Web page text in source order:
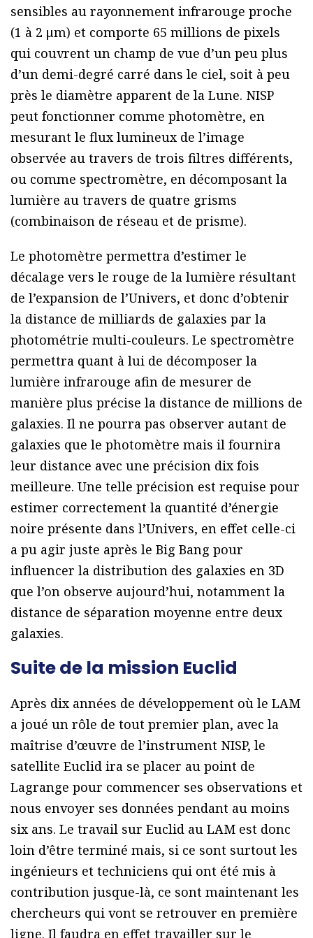
sensibles au rayonnement infrarouge proche
(1 à 2 μm) et comporte 65 millions de pixels
qui couvrent un champ de vue d’un peu plus
d’un demi-degré carré dans le ciel, soit à peu
près le diamètre apparent de la Lune. NISP
peut fonctionner comme photomètre, en
mesurant le flux lumineux de l’image
observée au travers de trois filtres différents,
ou comme spectromètre, en décomposant la
lumière au travers de quatre grisms
(combinaison de réseau et de prisme).
Le photomètre permettra d’estimer le
décalage vers le rouge de la lumière résultant
de l’expansion de l’Univers, et donc d’obtenir
la distance de milliards de galaxies par la
photométrie multi-couleurs. Le spectromètre
permettra quant à lui de décomposer la
lumière infrarouge afin de mesurer de
manière plus précise la distance de millions de
galaxies. Il ne pourra pas observer autant de
galaxies que le photomètre mais il fournira
leur distance avec une précision dix fois
meilleure. Une telle précision est requise pour
estimer correctement la quantité d’énergie
noire présente dans l’Univers, en effet celle-ci
a pu agir juste après le Big Bang pour
influencer la distribution des galaxies en 3D
que l’on observe aujourd’hui, notamment la
distance de séparation moyenne entre deux
galaxies.
Suite de la mission Euclid
Après dix années de développement où le LAM
a joué un rôle de tout premier plan, avec la
maîtrise d’œuvre de l’instrument NISP, le
satellite Euclid ira se placer au point de
Lagrange pour commencer ses observations et
nous envoyer ses données pendant au moins
six ans. Le travail sur Euclid au LAM est donc
loin d’être terminé mais, si ce sont surtout les
ingénieurs et techniciens qui ont été mis à
contribution jusque-là, ce sont maintenant les
chercheurs qui vont se retrouver en première
ligne. Il faudra en effet travailler sur le